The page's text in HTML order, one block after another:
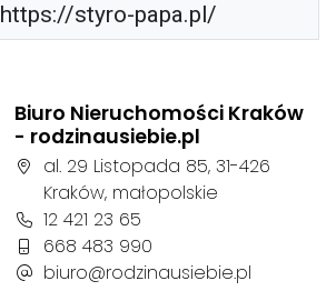
https://styro-papa.pl/
Biuro Nieruchomości Kraków
- rodzinausiebie.pl
Adres firmy:
al. 29 Listopada 85, 31-426
Kraków, małopolskie
Numer telefonu firmy:
12 421 23 65
Numer telefonu firmy:
668 483 990
Adres e-mail firmy:
biuro@rodzinausiebie.pl